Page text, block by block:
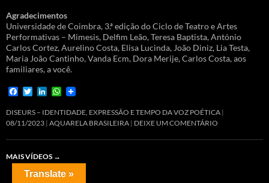
Agradecimentos
Universidade de Coimbra, 3.ª edição do Ciclo de Teatro e Artes
Performativas – Mimesis, Delfim Leão, Teresa Baptista, António
Carlos Cortez, Aurelino Costa, Elisa Lucinda, João Diniz, Lia Testa,
Maria João Cantinho, Vanda Ecm, Dora Merije, Carlos Costa, aos
familiares, a você.
F
c
e
b
o
k
T
i
t
t
e
n
k
e
d
n
W
a
t
s
A
DISEURS – IDENTIDADE, EXPRESSÃO E TEMPO DA VOZ POÉTICA
08/11/2023 AQUARELA BRASILEIRA DEIXE UM COMENTÁRIO
MAIS VÍDEOS →
Translate »